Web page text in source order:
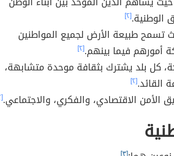
الوطنية.[٢]
تسمح طبيعة الأرض لجميع المواطنين
أمورهم فيما بينهم.[٢]
كل بلد يشترك بثقافة موحدة متشابهة،
القائد.[٢]
الأمن الاقتصادي، والفكري، والاجتماعي.[٢]